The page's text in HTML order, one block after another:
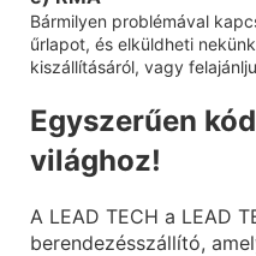
Bármilyen problémával
űrlapot, és elküldheti
kiszállításáról, vagy
Egyszerűen
világhoz!
A LEAD TECH a LEAD
berendezésszállító,